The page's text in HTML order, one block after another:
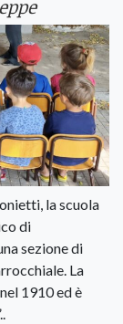
la scuola
di
sezione di
La
1910 ed è